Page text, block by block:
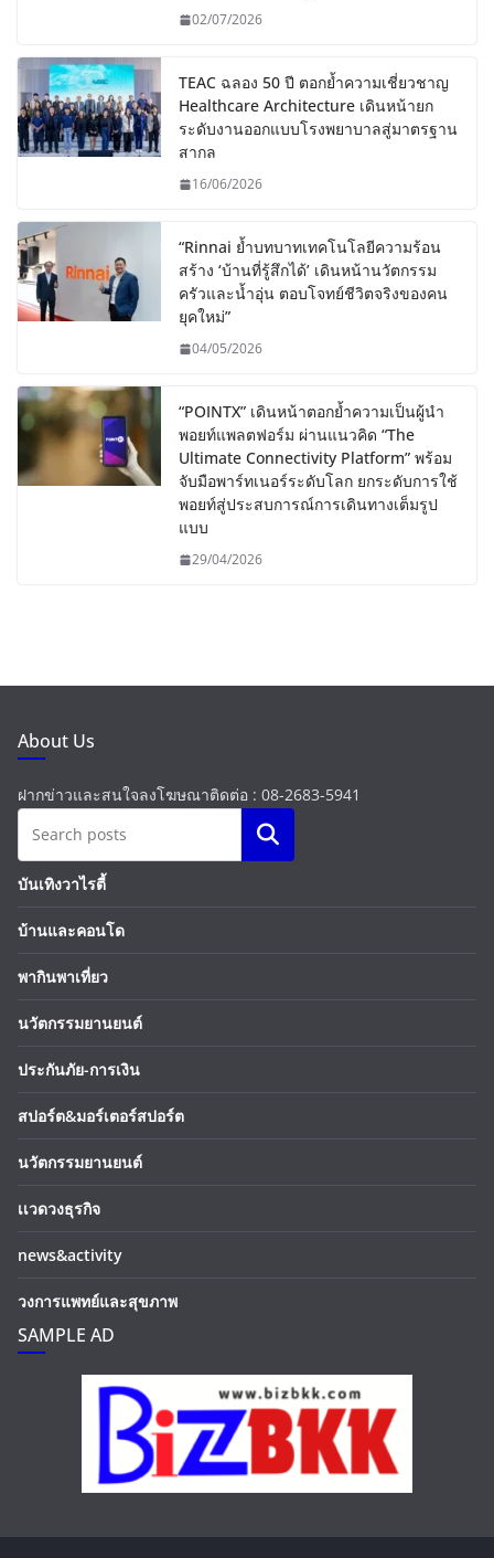
02/07/2026
TEAC ฉลอง 50 ปี ตอกย้ำความเชี่ยวชาญ
Healthcare Architecture เดินหน้ายก
ระดับงานออกแบบโรงพยาบาลสู่มาตรฐาน
สากล
16/06/2026
“Rinnai ย้ำบทบาทเทคโนโลยีความร้อน
สร้าง ‘บ้านที่รู้สึกได้’ เดินหน้านวัตกรรม
ครัวและน้ำอุ่น ตอบโจทย์ชีวิตจริงของคน
ยุคใหม่”
04/05/2026
“POINTX” เดินหน้าตอกย้ำความเป็นผู้นำ
พอยท์แพลตฟอร์ม ผ่านแนวคิด “The
Ultimate Connectivity Platform” พร้อม
จับมือพาร์ทเนอร์ระดับโลก ยกระดับการใช้
พอยท์สู่ประสบการณ์การเดินทางเต็มรูป
แบบ
29/04/2026
About Us
ฝากข่าวและสนใจลงโฆษณาติดต่อ : 08-2683-5941
Search
บันเทิงวาไรตี้
บ้านและคอนโด
พากินพาเที่ยว
นวัตกรรมยานยนต์
ประกันภัย-การเงิน
สปอร์ต&มอร์เตอร์สปอร์ต
นวัตกรรมยานยนต์
เเวดวงธุรกิจ
news&activity
วงการแพทย์และสุขภาพ
SAMPLE AD